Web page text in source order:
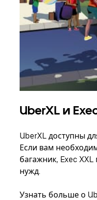
UberXL и
UberXL доступны
Если вам
багажник, Exec
нужд.
Узнать больше о